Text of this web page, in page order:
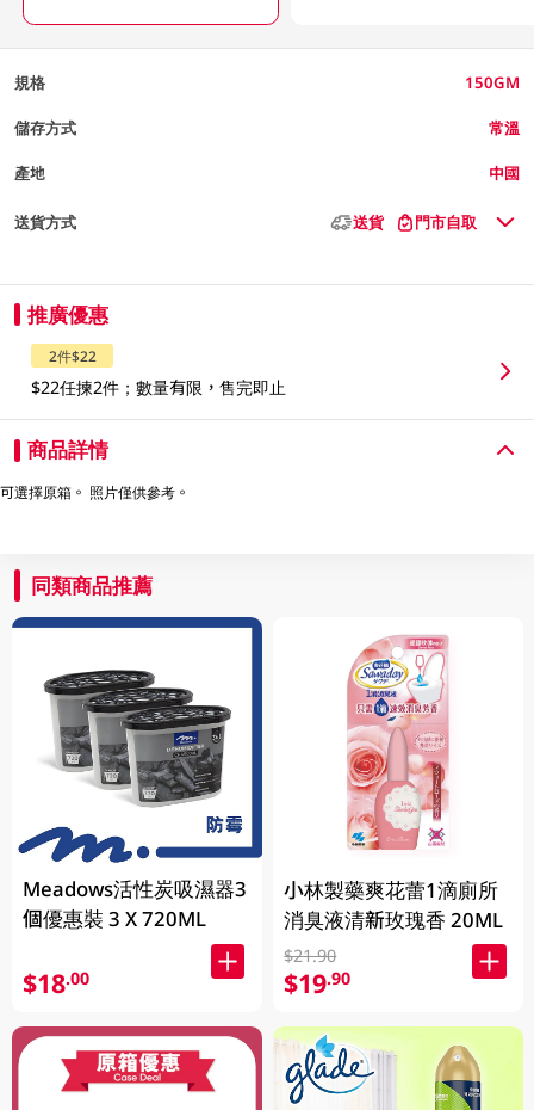
規格 150GM
儲存方式 常溫
產地 中國
送貨方式 送貨 門市自取
推廣優惠
2件$22
$22任揀2件；數量有限，售完即止
商品詳情
可選擇原箱。 照片僅供參考。
同類商品推薦
Meadows活性炭吸濕器3
個優惠裝 3 X 720ML
$18.00
小林製藥爽花蕾1滴廁所
消臭液清新玫瑰香 20ML
$21.90
$19.90